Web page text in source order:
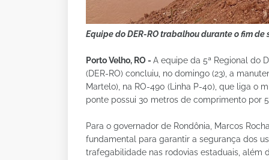
Equipe do DER-RO trabalhou durante o fim
Porto Velho, RO - A equipe da 5ª Regional do
(DER-RO) concluiu, no domingo (23), a
Martelo), na RO-490 (Linha P-40), que liga o
ponte possui 30 metros de comprimento por
Para o governador de Rondônia, Marcos
fundamental para garantir a segurança dos
trafegabilidade nas rodovias estaduais, além